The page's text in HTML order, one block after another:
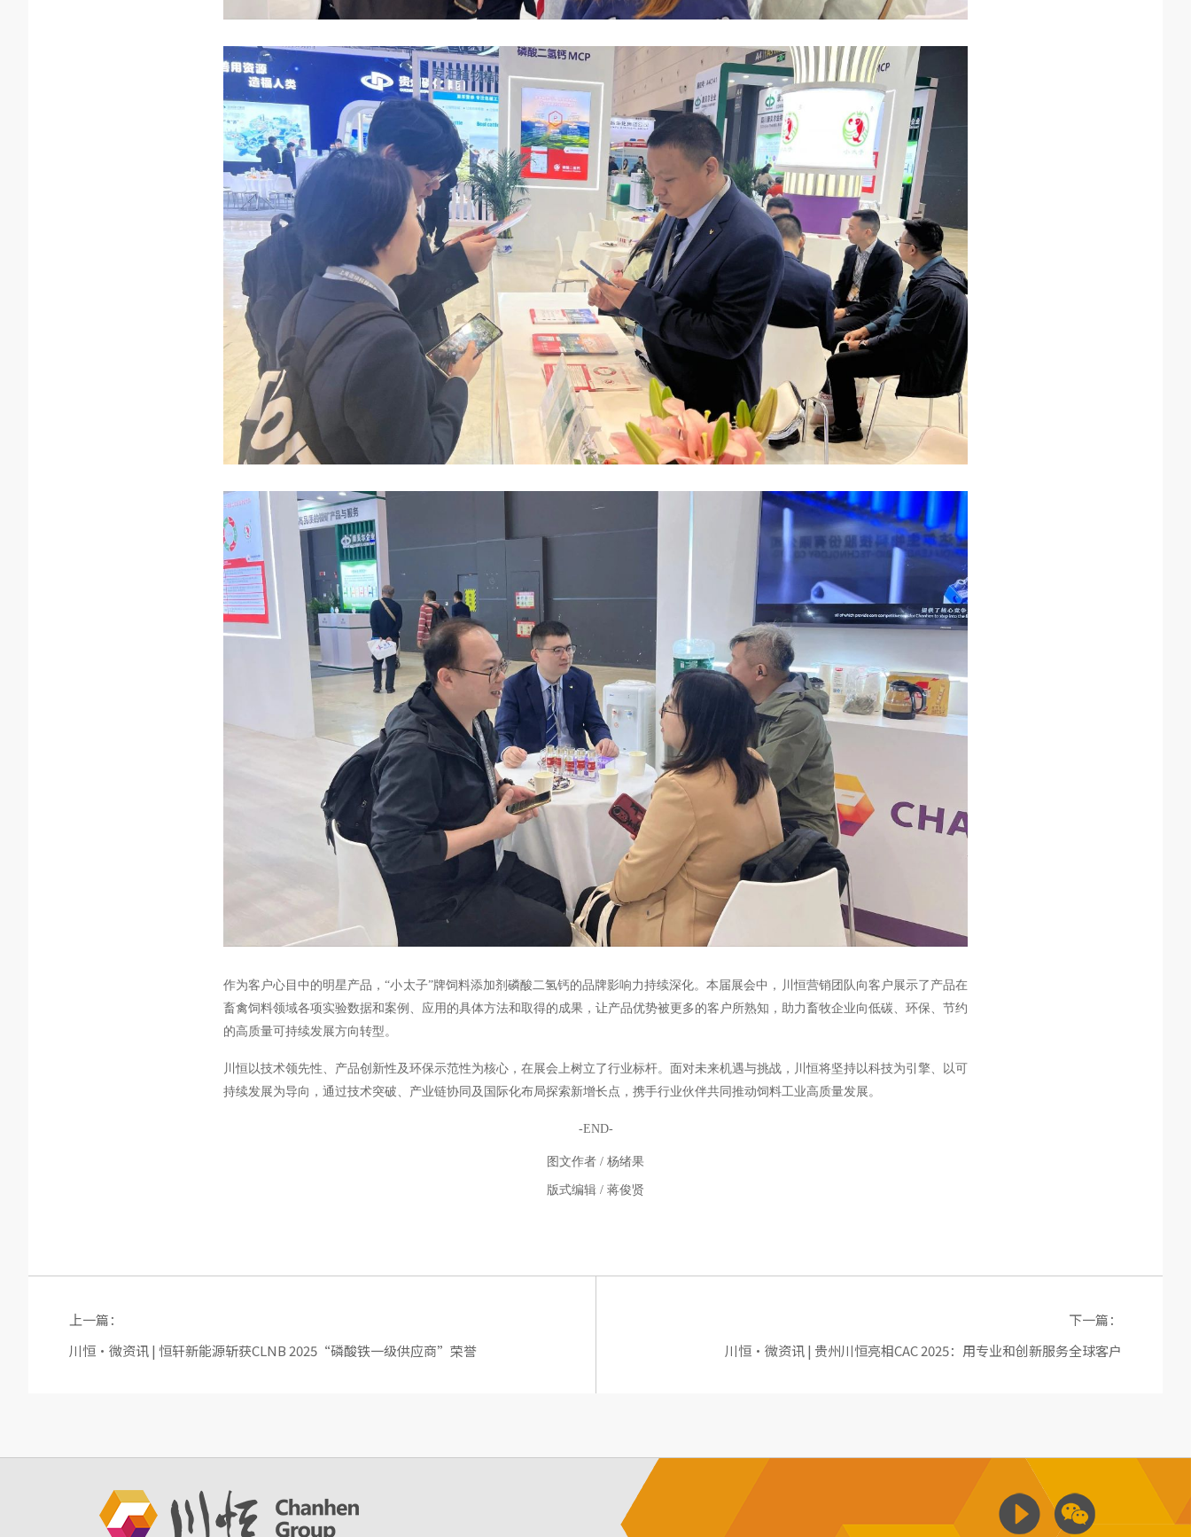
作为客户心目中的明星产品，“小太子”牌饲料添加剂磷酸二氢钙的品牌影响力持续深化。本届展会中，川恒营销团队向客户展示了产品在
畜禽饲料领域各项实验数据和案例、应用的具体方法和取得的成果，让产品优势被更多的客户所熟知，助力畜牧企业向低碳、环保、节约
的高质量可持续发展方向转型。
川恒以技术领先性、产品创新性及环保示范性为核心，在展会上树立了行业标杆。面对未来机遇与挑战，川恒将坚持以科技为引擎、以可
持续发展为导向，通过技术突破、产业链协同及国际化布局探索新增长点，携手行业伙伴共同推动饲料工业高质量发展。
-END-
图文作者 / 杨绪果
版式编辑 / 蒋俊贤
上一篇：
川恒·微资讯 | 恒轩新能源斩获CLNB 2025“磷酸铁一级供应商”荣誉
下一篇：
川恒·微资讯 | 贵州川恒亮相CAC 2025：用专业和创新服务全球客户